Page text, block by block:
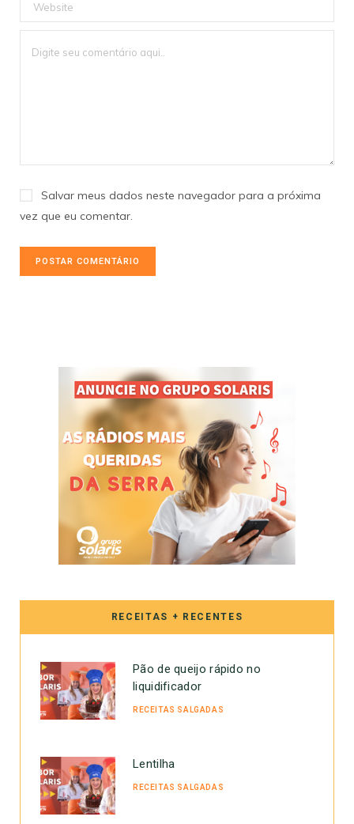
Salvar meus dados neste navegador para a próxima
vez que eu comentar.
RECEITAS + RECENTES
Pão de queijo rápido no
liquidificador
RECEITAS SALGADAS
Lentilha
RECEITAS SALGADAS